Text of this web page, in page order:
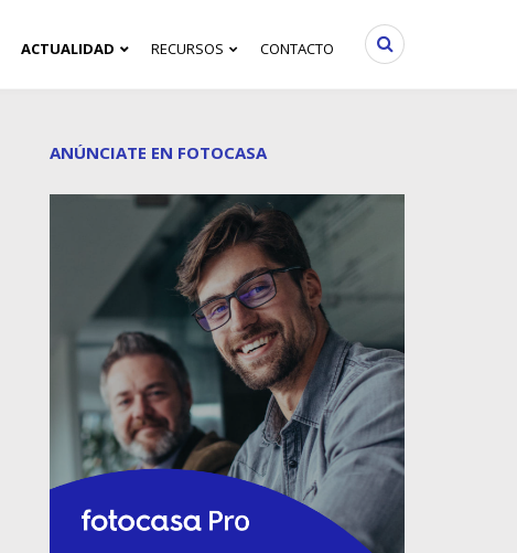
ACTUALIDAD RECURSOS CONTACTO
ANÚNCIATE EN FOTOCASA